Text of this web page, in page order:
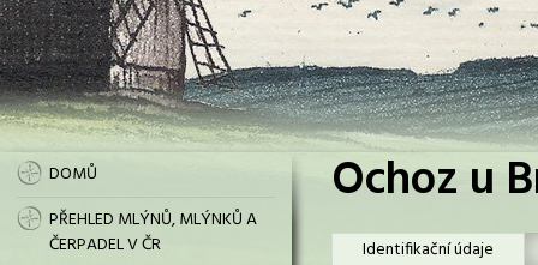
DOMŮ
PŘEHLED MLÝNŮ, MLÝNKŮ A
ČERPADEL V ČR
Ochoz u
Identifikační údaje